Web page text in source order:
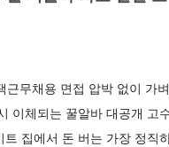
무채용 면접 압박 없이 가
이체되는 꿀알바 대공개 고
집에서 돈 버는 가장 정직